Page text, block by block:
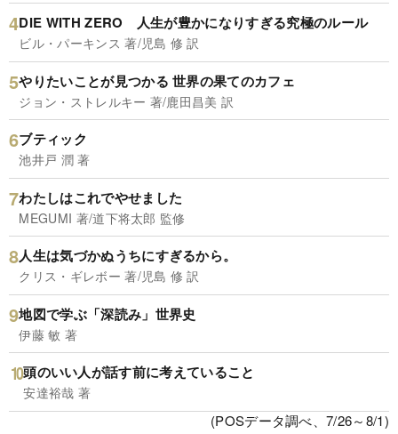
DIE WITH ZERO 人生が豊かになりすぎる究極のルール
ビル・パーキンス 著/児島 修 訳
やりたいことが見つかる 世界の果てのカフェ
ジョン・ストレルキー 著/鹿田昌美 訳
ブティック
池井戸 潤 著
わたしはこれでやせました
MEGUMI 著/道下将太郎 監修
人生は気づかぬうちにすぎるから。
クリス・ギレボー 著/児島 修 訳
地図で学ぶ「深読み」世界史
伊藤 敏 著
頭のいい人が話す前に考えていること
安達裕哉 著
(POSデータ調べ、7/26～8/1)